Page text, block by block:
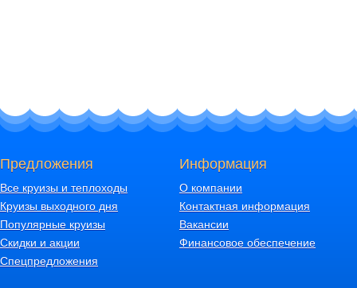
Предложения
Все круизы и теплоходы
Круизы выходного дня
Популярные круизы
Скидки и акции
Спецпредложения
Информация
О компании
Контактная информация
Вакансии
Финансовое обеспечение